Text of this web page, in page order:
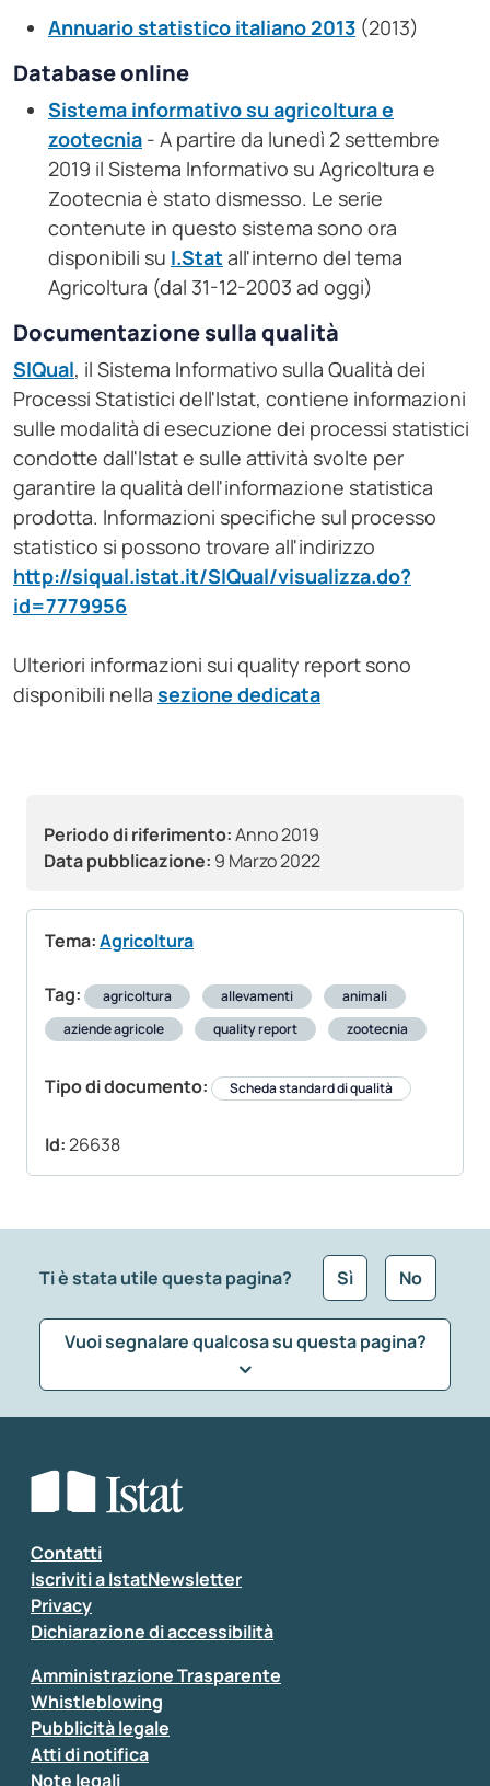
Periodo di riferimento:Anno 2019
Data pubblicazione: 9 Marzo 2022
Tema:Agricoltura
Tag: agricoltura allevamenti
animali
aziende agricole
quality report zootecnia
Tipo di documento: Scheda standard di qualità
Id:26638
Annuario statistico italiano 2013 (2013)
Database online
Sistema informativo su agricoltura e
zootecnia - A partire da lunedì 2 settembre
2019 il Sistema Informativo su Agricoltura e
Zootecnia è stato dismesso. Le serie
contenute in questo sistema sono ora
disponibili su I.Stat all'interno del tema
Agricoltura (dal 31-12-2003 ad oggi)
Documentazione sulla qualità
SIQual, il Sistema Informativo sulla Qualità dei
Processi Statistici dell'Istat, contiene informazioni
sulle modalità di esecuzione dei processi statistici
condotte dall'Istat e sulle attività svolte per
garantire la qualità dell'informazione statistica
prodotta. Informazioni specifiche sul processo
statistico si possono trovare all'indirizzo
http://siqual.istat.it/SIQual/visualizza.do?
id=7779956
Ulteriori informazioni sui quality report sono
disponibili nella sezione dedicata
Ti è stata utile questa pagina? Sì No
Vuoi segnalare qualcosa su questa pagina?
Seleziona la tipologia della segnalazione
Inserisci il tuo commento
Contatti
Iscriviti a IstatNewsletter
Privacy
Dichiarazione di accessibilità
Amministrazione Trasparente
Whistleblowing
Pubblicità legale
Atti di notifica
Note legali